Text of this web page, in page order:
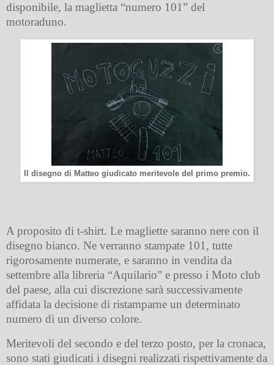
disponibile, la maglietta “numero 101” del
motoraduno.
Il disegno di Matteo giudicato meritevole del primo premio.
A proposito di t-shirt. Le magliette saranno nere con il
disegno bianco. Ne verranno stampate 101, tutte
rigorosamente numerate, e saranno in vendita da
settembre alla libreria “Aquilario” e presso i Moto club
del paese, alla cui discrezione sarà successivamente
affidata la decisione di ristamparne un determinato
numero di un diverso colore.
Meritevoli del secondo e del terzo posto, per la cronaca,
sono stati giudicati i disegni realizzati rispettivamente da